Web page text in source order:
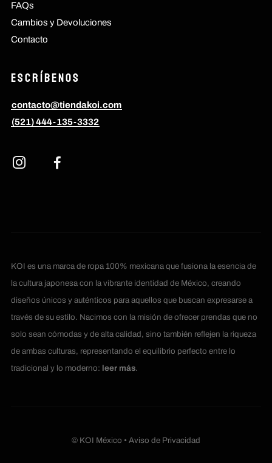
FAQs
Cambios y Devoluciones
Contacto
Escríbenos
contacto@tiendakoi.com
(521) 444-135-3332
KOI es una marca de ropa 100% mexicana que fusiona la esencia de
la cultura japonesa con la vibrante identidad de México, creando
diseños únicos y auténticos para aquellos que buscan expresarse a
través de su estilo. Nacimos con la misión de ofrecer prendas que no
solo sean cómodas y de alta calidad, sino también reflejen la riqueza
de ambas culturas, representando el equilibrio perfecto entre lo
tradicional y lo moderno: leer más.
© KOI México • Aviso de Privacidad